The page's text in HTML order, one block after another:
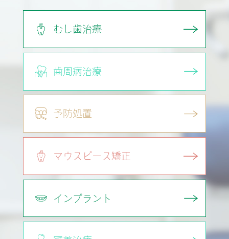
むし歯治療
歯周病治療
予防処置
マウスピース矯正
インプラント